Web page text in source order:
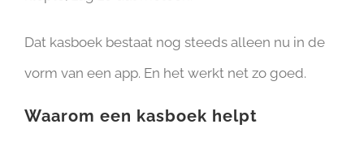
Dat kasboek bestaat nog steeds alleen nu in de
vorm van een app. En het werkt net zo goed.
Waarom een kasboek helpt